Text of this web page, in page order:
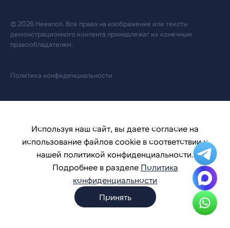
© 2026 Невапол. Все права на изображения или тексты
демонстрационного контента принадлежат их конечным
правообладателям.
Политика конфиденциальности
Используя наш сайт, вы даете согласие на
использование файлов cookie в соответствии с
нашей политикой конфиденциальности.
Подробнее в разделе Политика
конфиденциальности
Принять